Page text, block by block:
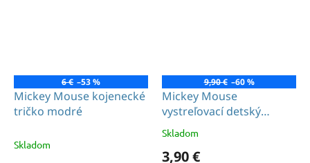
6 € –53 %
Mickey Mouse kojenecké
tričko modré
Skladom
9,90 € –60 %
Mickey Mouse
vystreľovací detský
dáždnik
Priemerné
produktu
Skladom
3,90 €